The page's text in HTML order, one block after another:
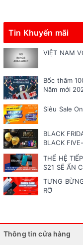
Tin Khuyến mãi
VIỆT NAM
Bốc thăm
Năm mới
Siêu Sale
BLACK
BLACK
THẾ HỆ
S21 SẼ ẨN
TƯNG
RỠ
Thông tin cửa hàng